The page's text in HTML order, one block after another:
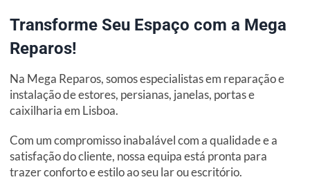
Transforme Seu Espaço com a Mega
Reparos!
Na Mega Reparos, somos especialistas em reparação e
instalação de estores, persianas, janelas, portas e
caixilharia em Lisboa.
Com um compromisso inabalável com a qualidade e a
satisfação do cliente, nossa equipa está pronta para
trazer conforto e estilo ao seu lar ou escritório.